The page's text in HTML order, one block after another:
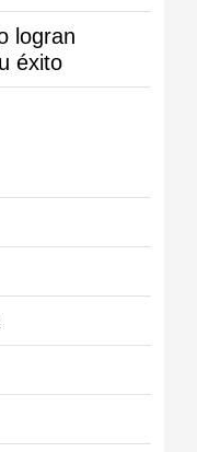
logran
éxito